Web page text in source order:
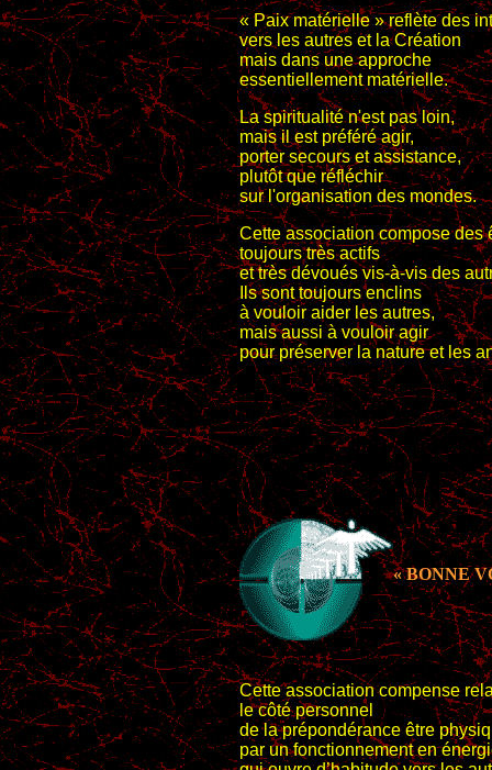
« Paix matérielle » reflète des
vers les autres et la Création
mais dans une approche
essentiellement matérielle.
La spiritualité n'est pas loin,
mais il est préféré agir,
porter secours et assistance,
plutôt que réfléchir
sur l'organisation des mondes.
Cette association compose des
toujours très actifs
et très dévoués vis-à-vis des
Ils sont toujours enclins
à vouloir aider les autres,
mais aussi à vouloir agir
pour préserver la nature et les
« BONNE
Cette association compense
le côté personnel
de la prépondérance être
par un fonctionnement en